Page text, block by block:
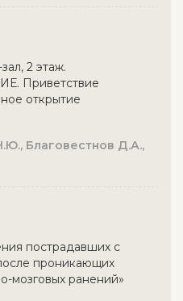
2 этаж.
Приветствие
открытие
Благовестнов Д.А.,
пострадавших с
проникающих
мозговых ранений»